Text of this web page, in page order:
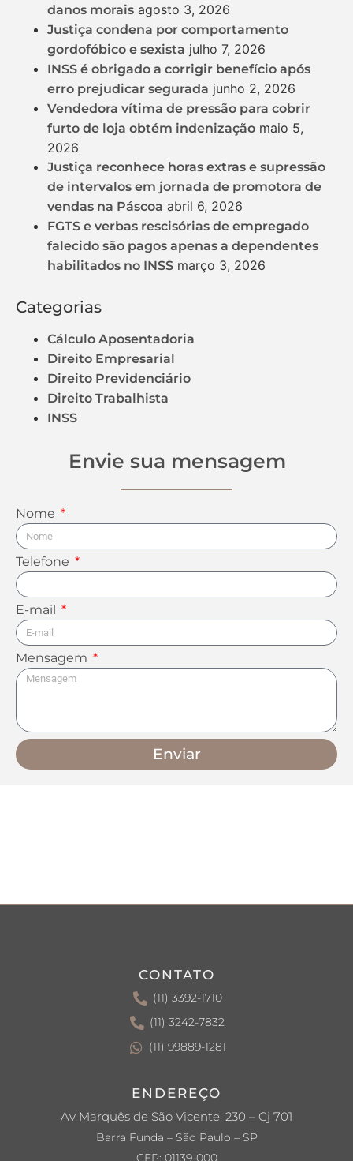
danos morais agosto 3, 2026
Justiça condena por comportamento
gordofóbico e sexista julho 7, 2026
INSS é obrigado a corrigir benefício após
erro prejudicar segurada junho 2, 2026
Vendedora vítima de pressão para cobrir
furto de loja obtém indenização maio 5,
2026
Justiça reconhece horas extras e supressão
de intervalos em jornada de promotora de
vendas na Páscoa abril 6, 2026
FGTS e verbas rescisórias de empregado
falecido são pagos apenas a dependentes
habilitados no INSS março 3, 2026
Categorias
Cálculo Aposentadoria
Direito Empresarial
Direito Previdenciário
Direito Trabalhista
INSS
Envie sua mensagem
Nome
Telefone
E-mail
Mensagem
Enviar
CONTATO
(11) 3392-1710
(11) 3242-7832
(11) 99889-1281
ENDEREÇO
Av Marquês de São Vicente, 230 – Cj 701
Barra Funda – São Paulo – SP
CEP: 01139-000